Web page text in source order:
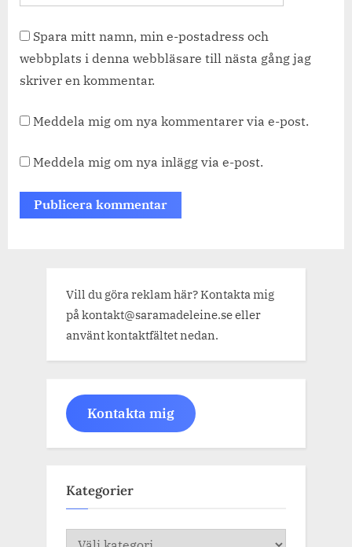
Spara mitt namn, min e-postadress och
webbplats i denna webbläsare till nästa gång jag
skriver en kommentar.
Meddela mig om nya kommentarer via e-post.
Meddela mig om nya inlägg via e-post.
Vill du göra reklam här? Kontakta mig
på kontakt@saramadeleine.se eller
använt kontaktfältet nedan.
Kontakta mig
Kategorier
Kategorier